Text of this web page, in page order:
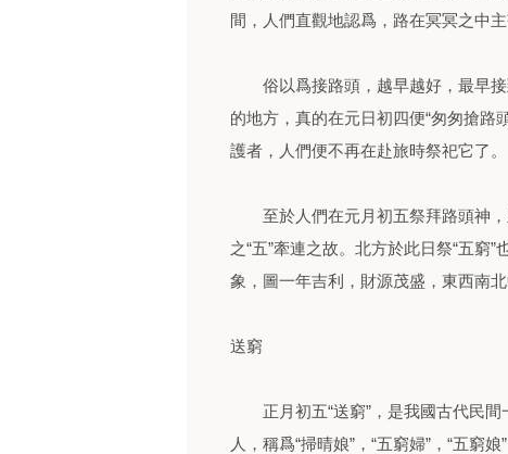
間，人們直觀地認爲，路在冥冥之中主
俗以爲接路頭，越早越好，最早接
的地方，真的在元日初四便“匆匆搶路
護者，人們便不再在赴旅時祭祀它了。
至於人們在元月初五祭拜路頭神，
之“五”牽連之故。北方於此日祭“五窮
象，圖一年吉利，財源茂盛，東西南北
送窮
正月初五“送窮”，是我國古代民間
人，稱爲“掃晴娘”，“五窮婦”，“五窮